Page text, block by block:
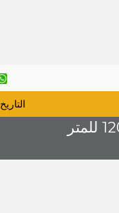
التاريخ